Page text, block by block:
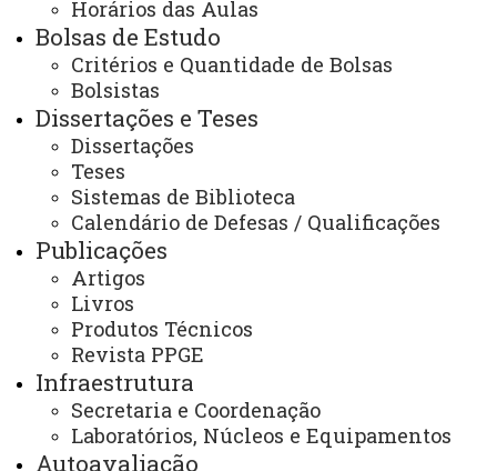
Horários das Aulas
Bolsas de Estudo
Critérios e Quantidade de Bolsas
Bolsistas
Dissertações e Teses
Dissertações
Teses
Sistemas de Biblioteca
Calendário de Defesas / Qualificações
Publicações
Artigos
Livros
Produtos Técnicos
Revista PPGE
Infraestrutura
Secretaria e Coordenação
Laboratórios, Núcleos e Equipamentos
Autoavaliação
setembro de 2017, aprova o encaminhamento à Capes
da proposta do curso de pós-graduação em “Educação” –
Doutorado.
DE RECONHECIMENTO DO CURSO (Portaria MEC,
Parecer CNE, Parecer Capes)
- Reconhecimento: Portaria de reconhecimento nº 1140,
de 10/09/2008 – DOU de 11/09/08.
RESOLUÇÃO Nº 098/2025-CEPE, DE 31 DE JULHO
DE 2025.(PPP) Para Ingressantes apartir de 2026
RESOLUÇÃO Nº 143/2019-CEPE, DE 18 DE JULHO
DE 2019. Para Ingressante de 2020 a 2025